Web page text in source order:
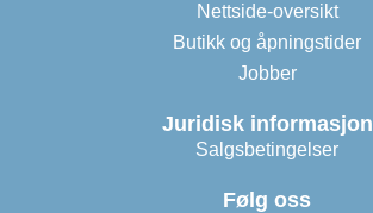
Nettside-oversikt
Butikk og åpningstider
Jobber
Juridisk informasjon
Salgsbetingelser
Følg oss